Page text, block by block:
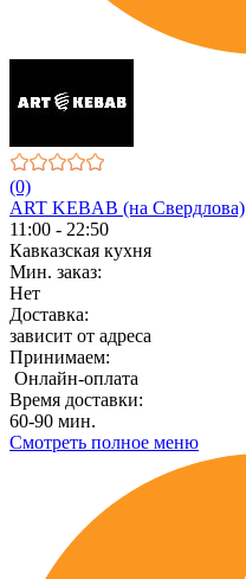
(0)
ART KEBAB (на Свердлова)
11:00 - 22:50
Кавказская кухня
Мин. заказ:
Нет
Доставка:
зависит от адреса
Принимаем:
Онлайн-оплата
Время доставки:
60-90 мин.
Смотреть полное меню